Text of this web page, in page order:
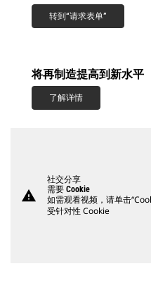
转到“请求表单”
将再制造提高到新水平
了解详情
warning
社交分享
需要 Cookie
如需观看视频，请单击
受针对性 Cookie